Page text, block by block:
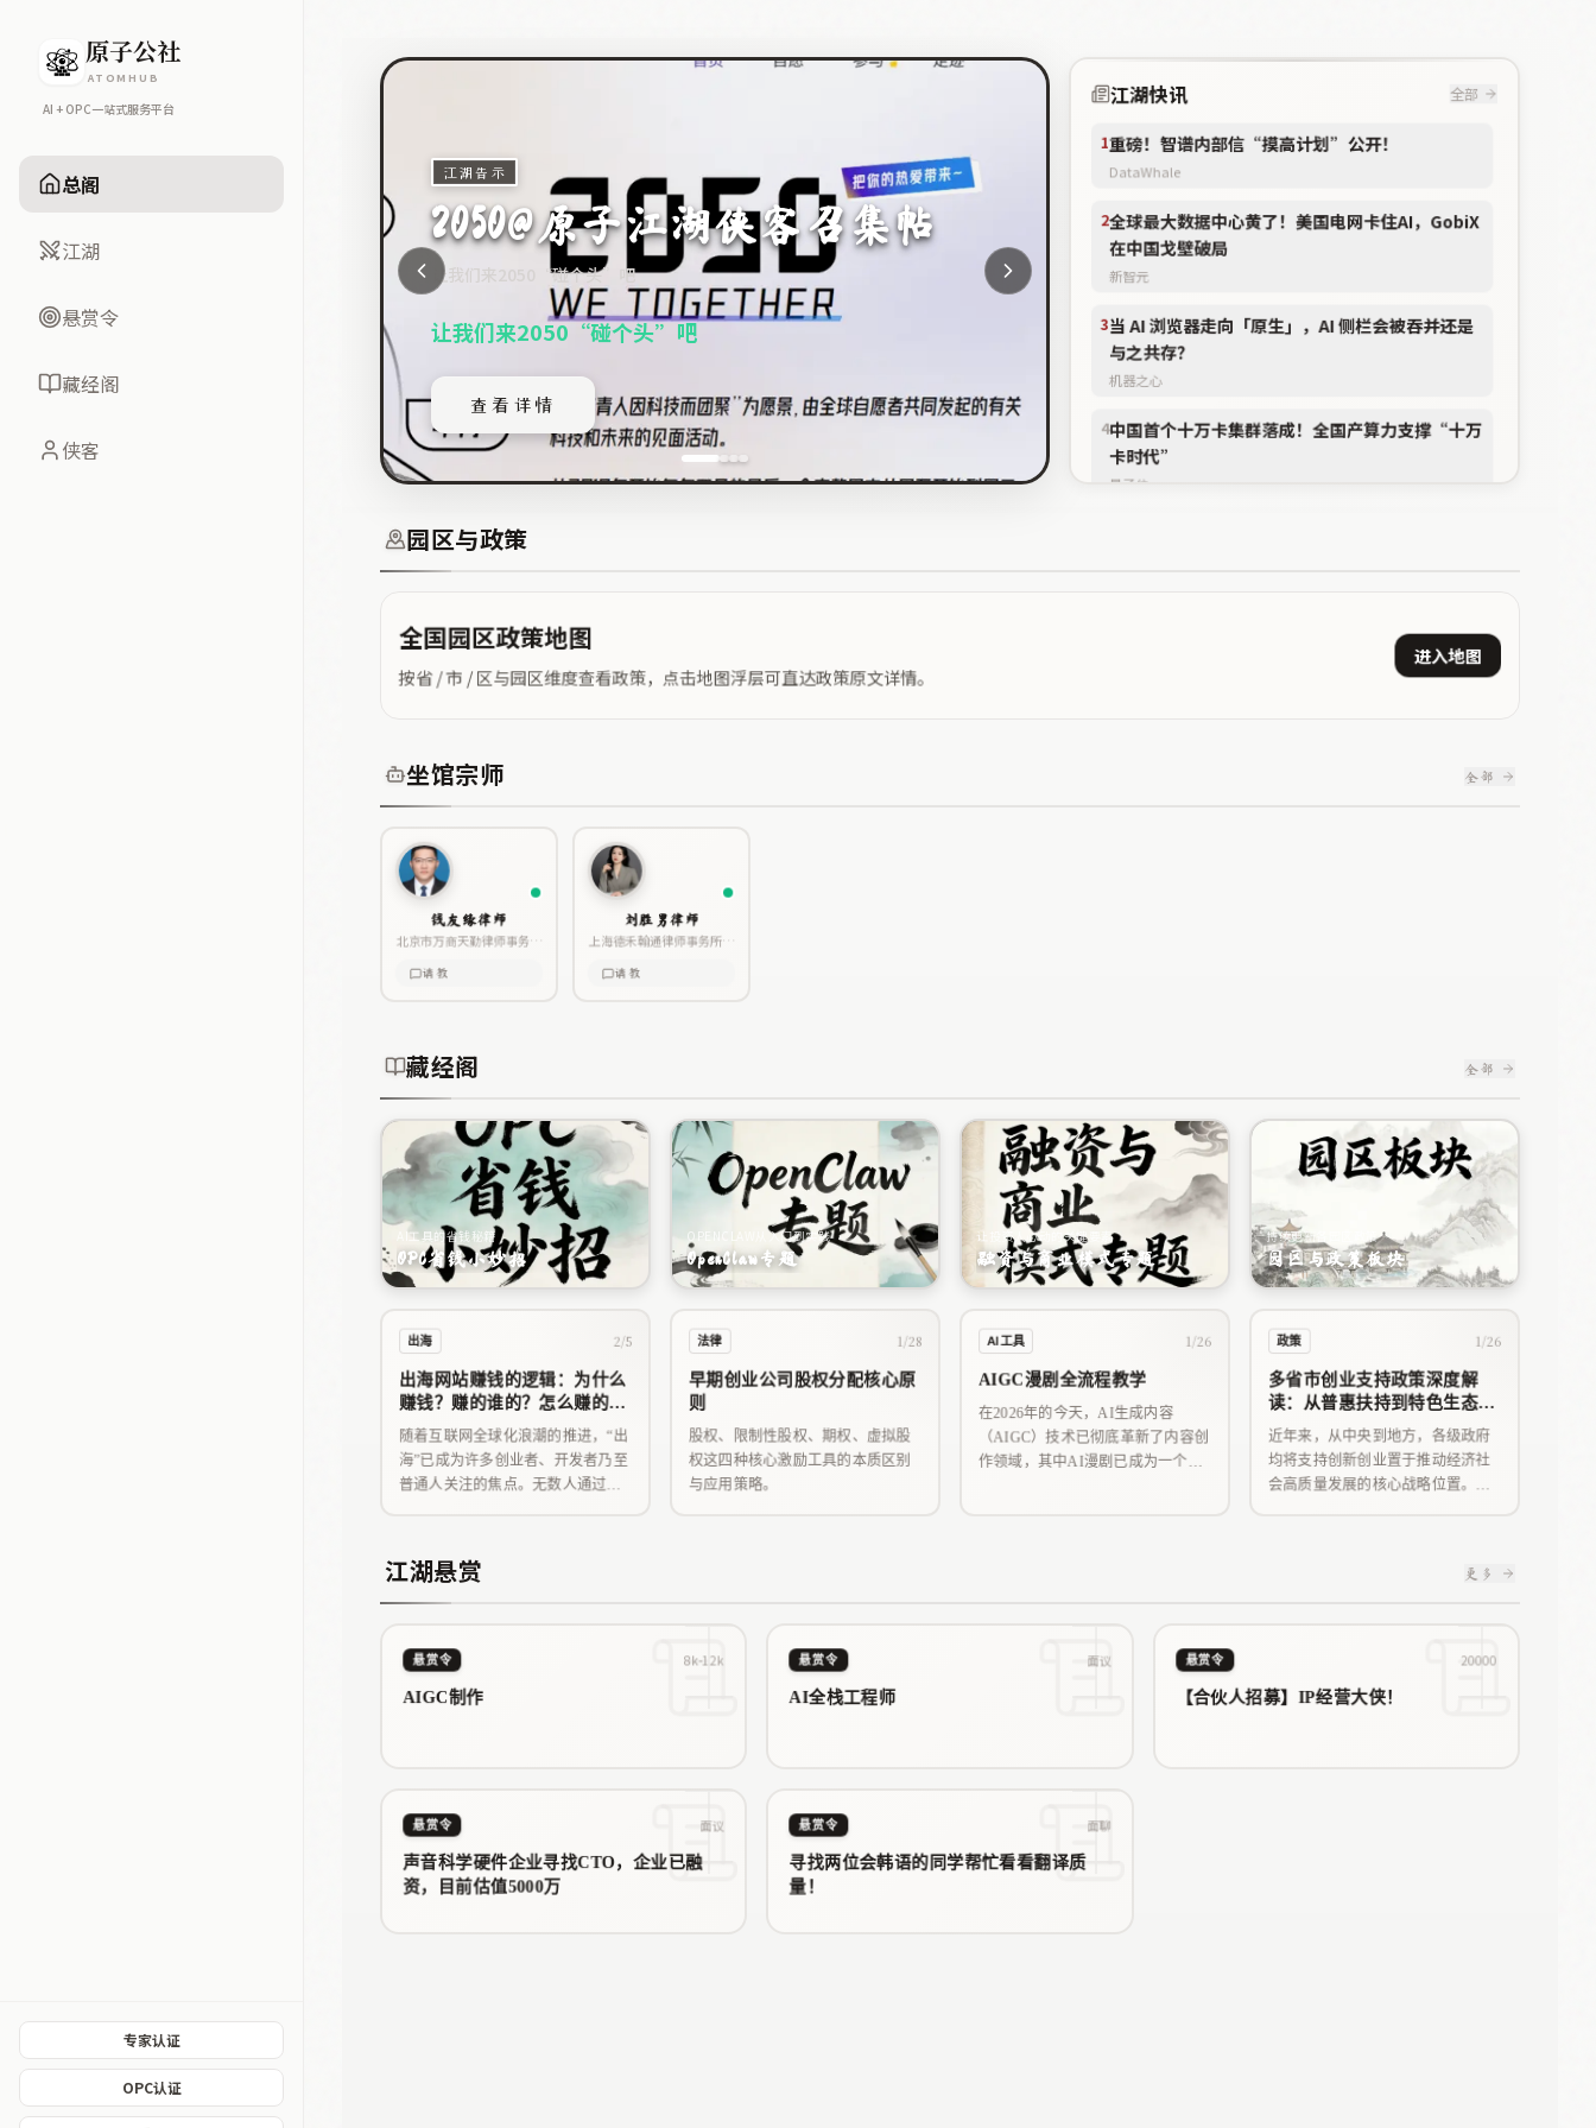
原子公社
ATOMHUB
AI + OPC一站式服务平台
总阁
江湖
悬赏令
藏经阁
侠客
专家认证
OPC认证
江湖告示
让我们来2050“碰个头”吧
让我们来2050“碰个头”吧
里巴巴旗下共享办公创业社
区
会员招募内测启动
会员招募内测启动
查看详情
原子公社
江湖快讯 全部
1重磅！智谱内部信“摸高计划”公开！
DataWhale
2全球最大数据中心黄了！美国电网卡住AI，GobiX
在中国戈壁破局
新智元
3当 AI 浏览器走向「原生」，AI 侧栏会被吞并还是
与之共存？
机器之心
4中国首个十万卡集群落成！全国产算力支撑“十万
卡时代”
量子位
园区与政策
全国园区政策地图
按省 / 市 / 区与园区维度查看政策，点击地图浮层可直达政策原文详情。
进入地图
坐馆宗师 全部
钱友缘律师
北京市万商天勤律师事务所
请教
刘胜男律师
上海德禾翰通律师事务所执
专委会副主任 红圈所工作经
请教
藏经阁 全部
AI工具的省钱秘籍
OPC省钱小妙招
OPENCLAW从入门到实践
OpenClaw专题
让投资人心动的关键要素
融资与商业模式专题
持续更新各园区政策
园区与政策板块
出海 2/5
出海网站赚钱的逻辑：为什么
赚钱？赚的谁的？怎么赚的？
要做啥？
随着互联网全球化浪潮的推进，“出
海”已成为许多创业者、开发者乃至
普通人关注的焦点。无数人通过一
这听起来有些不可思议，但背后是
一套已被验证的完整逻辑。本文将
用最通俗的方式，为你拆解出海网
法律 1/28
早期创业公司股权分配核心原
则
股权、限制性股权、期权、虚拟股
权这四种核心激励工具的本质区别
与应用策略。
AI工具 1/26
AIGC漫剧全流程教学
在2026年的今天，AI生成内容
（AIGC）技术已彻底革新了内容创
作领域，其中AI漫剧已成为一个现
政策 1/26
多省市创业支持政策深度解
读：从普惠扶持到特色生态构
建
近年来，从中央到地方，各级政府
均将支持创新创业置于推动经济社
会高质量发展的核心战略位置。通
不同群体、适配区域禀赋、构建全
江湖悬赏 更多
悬赏令 8k-12k
AIGC制作
悬赏令 面议
AI全栈工程师
悬赏令 20000
【合伙人招募】IP经营大侠！
悬赏令 面议
声音科学硬件企业寻找CTO，企业已融
资，目前估值5000万
悬赏令 面聊
寻找两位会韩语的同学帮忙看看翻译质
量！